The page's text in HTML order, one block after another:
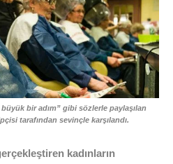
bir adım” gibi sözlerle paylaşılan
tarafından sevinçle karşılandı.
kadınların